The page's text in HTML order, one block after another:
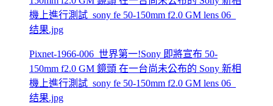
Pixnet-1966-006_世界第一!Sony 即將宣布 50-
150mm f2.0 GM 鏡頭 在一台尚未公布的 Sony 新相
機上進行測試_sony fe 50-150mm f2.0 GM lens 06_
结果.jpg